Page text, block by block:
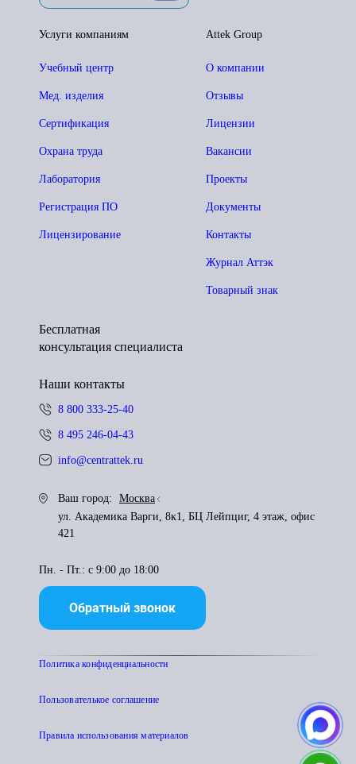
Attek Group
О компании
Отзывы
Лицензии
Вакансии
Проекты
Документы
Контакты
Журнал Аттэк
Товарный знак
Услуги компаниям
Учебный центр
Мед. изделия
Сертификация
Охрана труда
Лаборатория
Регистрация ПО
Лицензирование
Бесплатная
консультация специалиста
Наши контакты
8 800 333-25-40
8 495 246-04-43
info@centrattek.ru
Ваш город:
Москва
ул. Академика Варги, 8к1, БЦ Лейпциг, 4 этаж, офис
421
Пн. - Пт.: с 9:00 до 18:00
Обратный звонок
Политика конфиденциальности
Пользователькое соглашение
Правила использования материалов